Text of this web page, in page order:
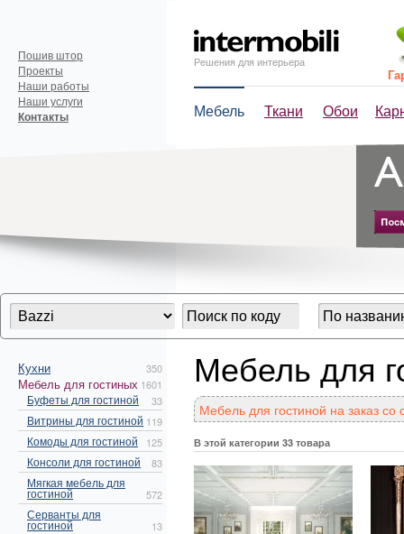
Решения для интерьера
Мебель Ткани Обои
Пошив штор
Проекты
Наши работы
Наши услуги
Контакты
Кухни 350
Мебель для гостиных 1601
Буфеты для гостиной 33
Витрины для гостиной 119
Комоды для гостиной 125
Консоли для гостиной 83
Мягкая мебель для
гостиной 572
Серванты для
гостиной 13
Мебель для
Мебель для гостиной на заказ
В этой категории 33 товара